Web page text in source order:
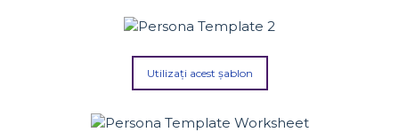
Utilizați acest șablon